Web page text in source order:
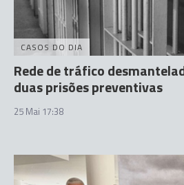
CASOS DO DIA
Rede de tráfico
duas prisões preventivas
25 Mai 17:38